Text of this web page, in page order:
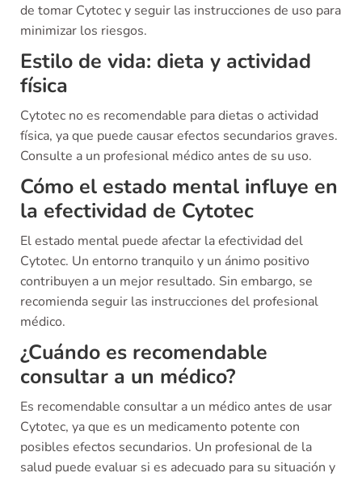
de tomar Cytotec y seguir las instrucciones de uso para
minimizar los riesgos.
Estilo de vida: dieta y actividad
física
Cytotec no es recomendable para dietas o actividad
física, ya que puede causar efectos secundarios graves.
Consulte a un profesional médico antes de su uso.
Cómo el estado mental influye en
la efectividad de Cytotec
El estado mental puede afectar la efectividad del
Cytotec. Un entorno tranquilo y un ánimo positivo
contribuyen a un mejor resultado. Sin embargo, se
recomienda seguir las instrucciones del profesional
médico.
¿Cuándo es recomendable
consultar a un médico?
Es recomendable consultar a un médico antes de usar
Cytotec, ya que es un medicamento potente con
posibles efectos secundarios. Un profesional de la
salud puede evaluar si es adecuado para su situación y